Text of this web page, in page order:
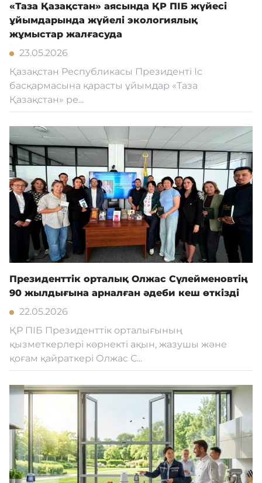
«Таза Қазақстан» аясында ҚР ПІБ жүйесі
ұйымдарында жүйелі экологиялық
жұмыстар жалғасуда
23.05.2026
Қазақстан Республикасы Президенті Іс
басқармасына қарасты ұйымдар «Таза
Қазақстан» ре...
Президенттік орталық Олжас Сүлейменовтің
90 жылдығына арналған әдеби кеш өткізді
22.05.2026
ҚР ПІБ Президенттік орталығының
қызметкерлері көрнекті ақын, жазушы және
қоғам қайраткері Олжас С...